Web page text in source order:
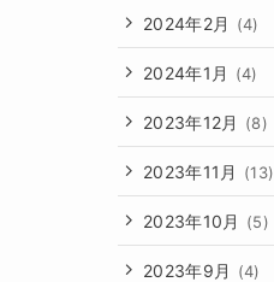
2024年2月 (4)
2024年1月 (4)
2023年12月 (8)
2023年11月 (13)
2023年10月 (5)
2023年9月 (4)